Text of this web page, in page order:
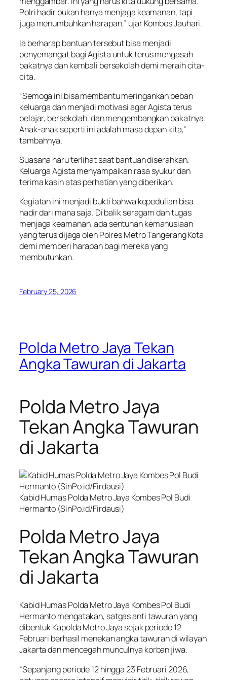
Polri hadir bukan hanya menjaga keamanan, tapi
juga menumbuhkan harapan,” ujar Kombes Jauhari.
Ia berharap bantuan tersebut bisa menjadi
penyemangat bagi Agista untuk terus mengasah
bakatnya dan kembali bersekolah demi meraih cita-
cita.
“Semoga ini bisa membantu meringankan beban
keluarga dan menjadi motivasi agar Agista terus
belajar, bersekolah, dan mengembangkan bakatnya.
Anak-anak seperti ini adalah masa depan kita,”
tambahnya.
Suasana haru terlihat saat bantuan diserahkan.
Keluarga Agista menyampaikan rasa syukur dan
terima kasih atas perhatian yang diberikan.
Kegiatan ini menjadi bukti bahwa kepedulian bisa
hadir dari mana saja. Di balik seragam dan tugas
menjaga keamanan, ada sentuhan kemanusiaan
yang terus dijaga oleh Polres Metro Tangerang Kota
demi memberi harapan bagi mereka yang
membutuhkan.
February 25, 2026
Polda Metro Jaya Tekan
Angka Tawuran di Jakarta
Polda Metro Jaya
Tekan Angka Tawuran
di Jakarta
Kabid Humas Polda Metro Jaya Kombes Pol Budi
Hermanto (SinPo.id/Firdausi)
Polda Metro Jaya
Tekan Angka Tawuran
di Jakarta
Kabid Humas Polda Metro Jaya Kombes Pol Budi
Hermanto mengatakan, satgas anti tawuran yang
dibentuk Kapolda Metro Jaya sejak periode 12
Februari berhasil menekan angka tawuran di wilayah
Jakarta dan mencegah munculnya korban jiwa.
“Sepanjang periode 12 hingga 23 Februari 2026,